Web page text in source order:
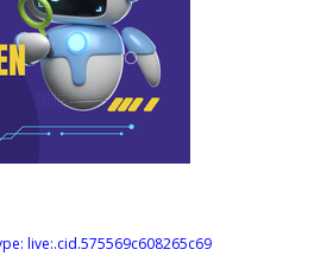
live:.cid.575569c608265c69